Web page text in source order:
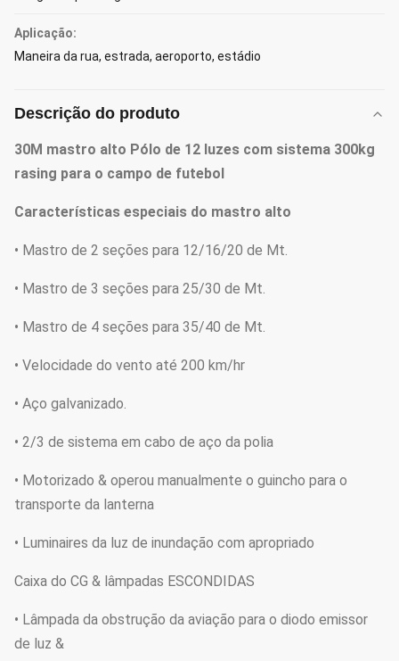
Aplicação:
Maneira da rua, estrada, aeroporto, estádio
Descrição do produto
30M mastro alto Pólo de 12 luzes com sistema 300kg
rasing para o campo de futebol
Características especiais do mastro alto
• Mastro de 2 seções para 12/16/20 de Mt.
• Mastro de 3 seções para 25/30 de Mt.
• Mastro de 4 seções para 35/40 de Mt.
• Velocidade do vento até 200 km/hr
• Aço galvanizado.
• 2/3 de sistema em cabo de aço da polia
• Motorizado & operou manualmente o guincho para o
transporte da lanterna
• Luminaires da luz de inundação com apropriado
Caixa do CG & lâmpadas ESCONDIDAS
• Lâmpada da obstrução da aviação para o diodo emissor
de luz &